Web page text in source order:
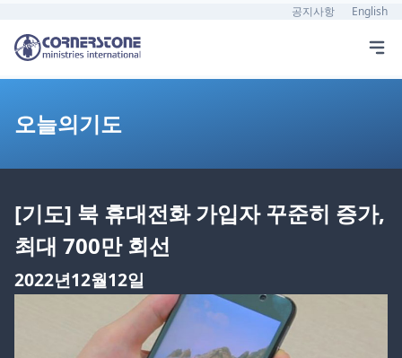
공지사항 English
오늘의기도
[기도] 북 휴대전화 가입자 꾸준히 증가,
최대 700만 회선
2022년12월12일